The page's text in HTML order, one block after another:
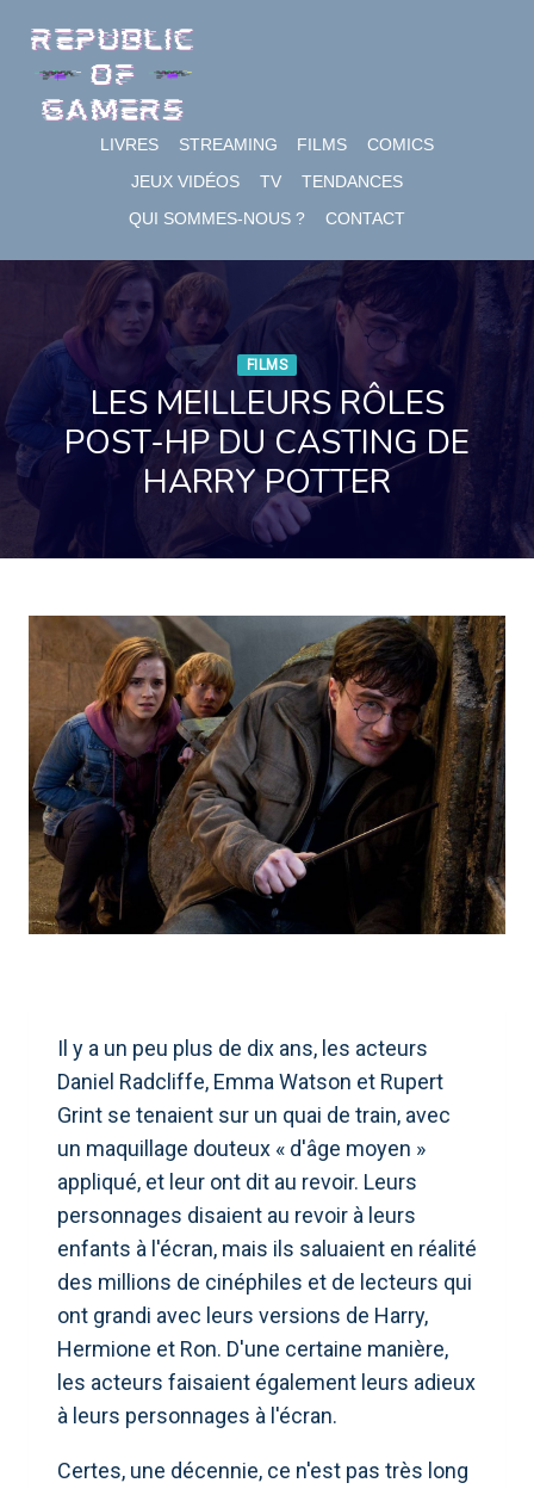
content
LIVRES STREAMING FILMS
COMICS
JEUX VIDÉOS
TV
TENDANCES
QUI SOMMES-NOUS ?
CONTACT
FILMS
LES MEILLEURS RÔLES
POST-HP DU CASTING DE
HARRY POTTER
Il y a un peu plus de dix ans, les acteurs
Daniel Radcliffe, Emma Watson et Rupert
Grint se tenaient sur un quai de train, avec
un maquillage douteux « d'âge moyen »
appliqué, et leur ont dit au revoir. Leurs
personnages disaient au revoir à leurs
enfants à l'écran, mais ils saluaient en réalité
des millions de cinéphiles et de lecteurs qui
ont grandi avec leurs versions de Harry,
Hermione et Ron. D'une certaine manière,
les acteurs faisaient également leurs adieux
à leurs personnages à l'écran.
Certes, une décennie, ce n'est pas très long